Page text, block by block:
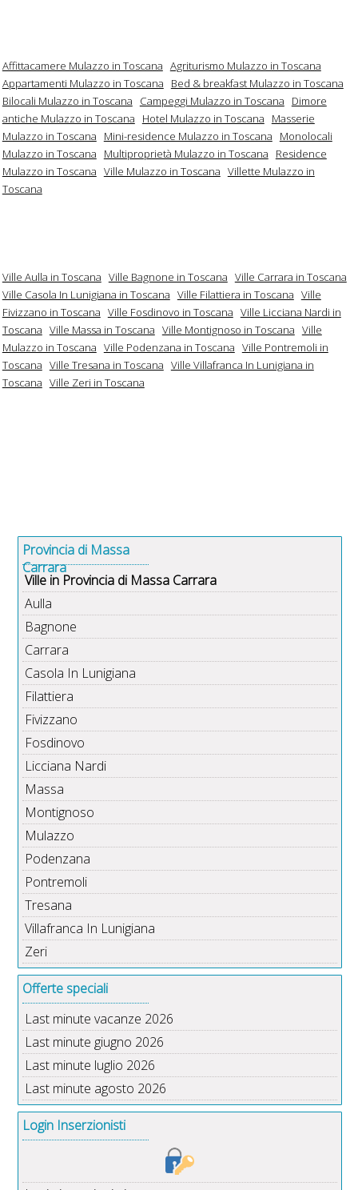
Affittacamere Mulazzo in Toscana Agriturismo Mulazzo in Toscana
Appartamenti Mulazzo in Toscana
Bed & breakfast Mulazzo in Toscana
Bilocali Mulazzo in Toscana
Campeggi Mulazzo in Toscana
Dimore
antiche Mulazzo in Toscana
Hotel Mulazzo in Toscana
Masserie
Mulazzo in Toscana
Mini-residence Mulazzo in Toscana
Monolocali
Mulazzo in Toscana
Multiproprietà Mulazzo in Toscana
Residence
Mulazzo in Toscana Ville Mulazzo in Toscana Villette Mulazzo in
Toscana
Ville Aulla in Toscana Ville Bagnone in Toscana Ville Carrara in Toscana
Ville Casola In Lunigiana in Toscana Ville Filattiera in Toscana Ville
Fivizzano in Toscana Ville Fosdinovo in Toscana Ville Licciana Nardi in
Toscana Ville Massa in Toscana Ville Montignoso in Toscana Ville
Mulazzo in Toscana Ville Podenzana in Toscana Ville Pontremoli in
Toscana Ville Tresana in Toscana Ville Villafranca In Lunigiana in
Toscana Ville Zeri in Toscana
Provincia di Massa
Carrara
Ville in Provincia di Massa Carrara
Aulla
Bagnone
Carrara
Casola In Lunigiana
Filattiera
Fivizzano
Fosdinovo
Licciana Nardi
Massa
Montignoso
Mulazzo
Podenzana
Pontremoli
Tresana
Villafranca In Lunigiana
Zeri
Offerte speciali
Last minute vacanze 2026
Last minute giugno 2026
Last minute luglio 2026
Last minute agosto 2026
Login Inserzionisti